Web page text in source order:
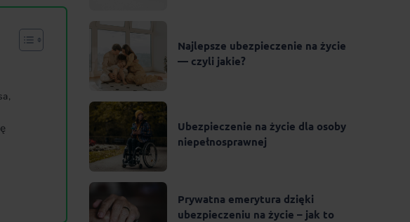
Najlepsze ubezpieczenie na życie
— czyli jakie?
Ubezpieczenie na życie dla osoby
niepełnosprawnej
Prywatna emerytura dzięki
ubezpieczeniu na życie – jak to